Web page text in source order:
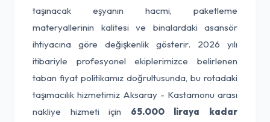
taşınacak eşyanın hacmi, paketleme
materyallerinin kalitesi ve binalardaki asansör
ihtiyacına göre değişkenlik gösterir. 2026 yılı
itibariyle profesyonel ekiplerimizce belirlenen
taban fiyat politikamız doğrultusunda, bu rotadaki
taşımacılık hizmetimiz Aksaray - Kastamonu arası
nakliye hizmeti için 65.000 liraya kadar